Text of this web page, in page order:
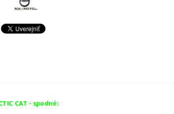
CAT - spodné: